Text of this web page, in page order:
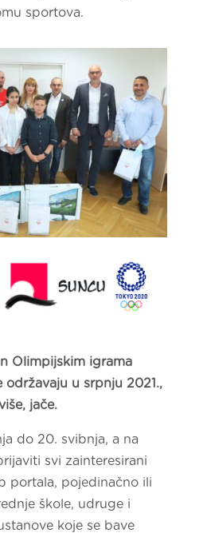
sportova.
Olimpijskim igrama
održavaju u srpnju 2021.,
jače.
do 20. svibnja, a na
svi zainteresirani
portala, pojedinačno ili
škole, udruge i
koje se bave